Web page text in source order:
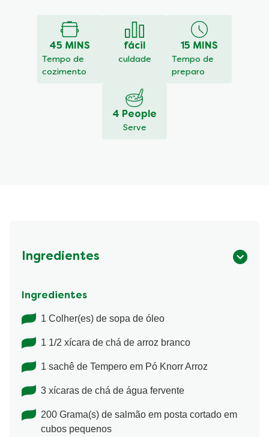
45 MINS
Tempo de
cozimento
fácil
culdade
15 MINS
Tempo de
preparo
4 People
Serve
Ingredientes
Ingredientes
1 Colher(es) de sopa de óleo
1 1/2 xícara de chá de arroz branco
1 sachê de Tempero em Pó Knorr Arroz
3 xícaras de chá de água fervente
200 Grama(s) de salmão em posta cortado em
cubos pequenos